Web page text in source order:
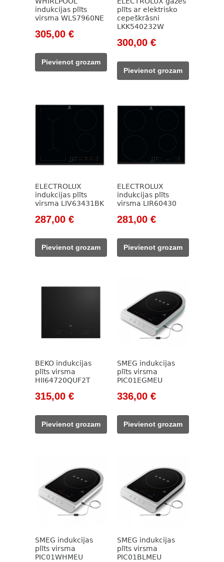
indukcijas plīts
virsma WLS7960NE
Original
was:
402,00 €.
305,00 €Current
305,00 €.
Pievienot grozam
plīts ar elektrisko
cepeškrāsni
LKK540232W
Original
was:
415,00 €.
300,00 €Current
300,00 €.
Pievienot grozam
ELECTROLUX
indukcijas plīts
virsma LIV63431BK
Original
was:
443,00 €.
287,00 €Current
287,00 €.
Pievienot grozam
ELECTROLUX
indukcijas plīts
virsma LIR60430
Original
was:
425,00 €.
281,00 €Current
281,00 €.
Pievienot grozam
BEKO indukcijas
plīts virsma
HII64720QUF2T
Original
was:
785,00 €.
315,00 €Current
315,00 €.
Pievienot grozam
SMEG indukcijas
plīts virsma
PIC01EGMEU
Original
was:
382,00 €.
336,00 €Current
336,00 €.
Pievienot grozam
SMEG indukcijas
plīts virsma
PIC01WHMEU
SMEG indukcijas
plīts virsma
PIC01BLMEU